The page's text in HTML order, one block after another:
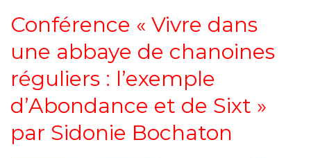
Conférence « Vivre dans
une abbaye de chanoines
réguliers : l’exemple
d’Abondance et de Sixt »
par Sidonie Bochaton